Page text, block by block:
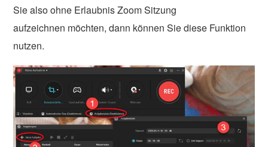
Sie also ohne Erlaubnis Zoom Sitzung
aufzeichnen möchten, dann können Sie diese Funktion
nutzen.